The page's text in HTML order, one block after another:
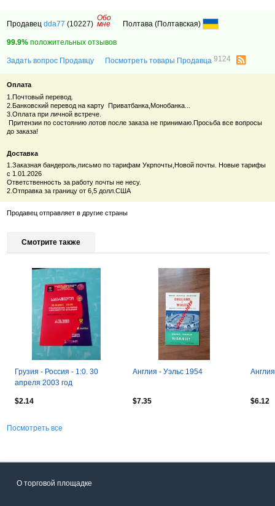
Продавецdda77 (10227)
Обо
мне Полтава (Полтавская)
99.9% положительных отзывов
Задать вопрос Продавцу Посмотреть товары Продавца9124
Оплата
1.Почтовый перевод.
2.Банковский перевод на карту Приватбанка,Монобанка...
3.Оплата при личной встрече.
Притензии по состоянию лотов после заказа не принимаю.Просьба все вопросы
до заказа!
Доставка
1.Заказная бандероль,письмо по тарифам Укрпочты,Новой почты. Новые тарифы
с 1.01.2026
Ответственность за работу почты не несу.
2.Отправка за границу от 6,5 долл.США
Продавец отправляет в другие страны
Смотрите также
Грузия - Россия - 1:0. 30
апреля 2003 год
$2.14
Англия - Уэльс 1954
$7.35 $6.12
Посмотреть все
О торговой площадке